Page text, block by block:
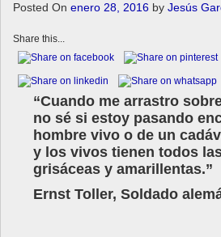
Posted On enero 28, 2016 by Jesús
Share this...
“Cuando me arrastro
no sé si estoy pasando
hombre vivo o de un
y los vivos tienen todos
grisáceas y amarillentas.”
Ernst Toller, Soldado